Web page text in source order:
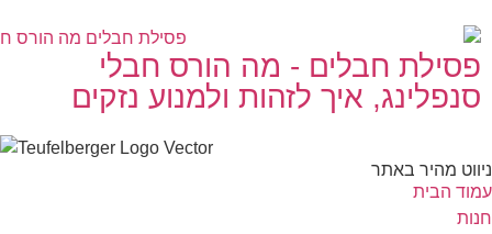
פסילת חבלים - מה הורס חבלי
סנפלינג, איך לזהות ולמנוע נזקים
ניווט מהיר באתר
עמוד הבית
חנות